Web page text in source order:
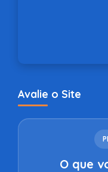
Avalie o Site
O que